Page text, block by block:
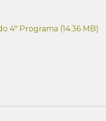
4º Programa (14.36 MB)